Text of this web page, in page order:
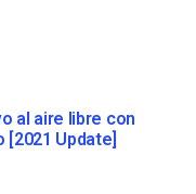
al aire libre con
éxito: Guía paso a paso [2021 Update]